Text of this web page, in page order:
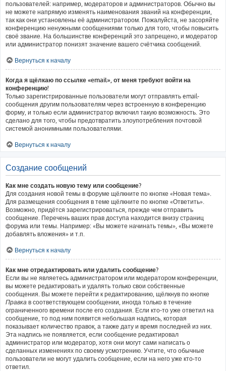
пользователей: например, модераторов и администраторов. Обычно вы
не можете напрямую изменять наименования званий на конференции,
так как они установлены её администратором. Пожалуйста, не засоряйте
конференцию ненужными сообщениями только для того, чтобы повысить
своё звание. На большинстве конференций это запрещено, и модератор
или администратор понизят значение вашего счётчика сообщений.
Вернуться к началу
Когда я щёлкаю по ссылке «email», от меня требуют войти на
конференцию!
Только зарегистрированные пользователи могут отправлять email-
сообщения другим пользователям через встроенную в конференцию
форму, и только если администратор включил такую возможность. Это
сделано для того, чтобы предотвратить злоупотребления почтовой
системой анонимными пользователями.
Вернуться к началу
Создание сообщений
Как мне создать новую тему или сообщение?
Для создания новой темы в форуме щёлкните по кнопке «Новая тема».
Для размещения сообщения в теме щёлкните по кнопке «Ответить».
Возможно, придётся зарегистрироваться, прежде чем отправить
сообщение. Перечень ваших прав доступа находится внизу страниц
форума или темы. Например: «Вы можете начинать темы», «Вы можете
добавлять вложения» и т.п.
Вернуться к началу
Как мне отредактировать или удалить сообщение?
Если вы не являетесь администратором или модератором конференции,
вы можете редактировать и удалять только свои собственные
сообщения. Вы можете перейти к редактированию, щёлкнув по кнопке
Правка в соответствующем сообщении, иногда только в течение
ограниченного времени после его создания. Если кто-то уже ответил на
сообщение, то под ним появится небольшая надпись, которая
показывает количество правок, а также дату и время последней из них.
Эта надпись не появляется, если сообщение редактировал
администратор или модератор, хотя они могут сами написать о
сделанных изменениях по своему усмотрению. Учтите, что обычные
пользователи не могут удалить сообщение, если на него уже кто-то
ответил.